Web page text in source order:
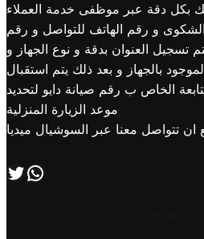
بكل دقة عبر موظفى خدمة العملاء
و رقم الهاتف للتواصل و رقم
تسجيل العنوان بدقة و نوع الجهاز و
بالجهاز و بعد ذلك يتم استقبال
الخاص ب رقم صيانة دايو لتحديد
موعد الزيارة المنزلية
ان تتواصل معنا عبر السوشيال ميديا
تابعنا علي صفحة التويتر اتصل بنا علي طريق الوتساب